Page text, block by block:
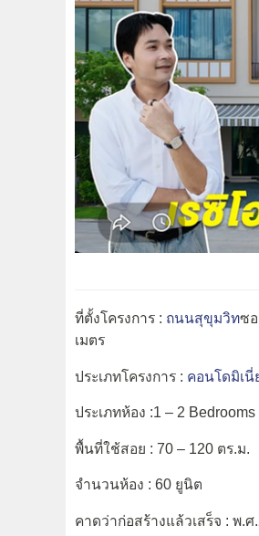
ที่ตั้งโครงการ : ถนนสุขุมวิทซ
เมตร
ประเภทโครงการ : คอนโดมิเนี่
ประเภทห้อง :1 – 2 Bedrooms
พื้นที่ใช้สอย : 70 – 120 ตร.ม.
จำนวนห้อง : 60 ยูนิต
คาดว่าก่อสร้างแล้วเสร็จ : พ.ศ